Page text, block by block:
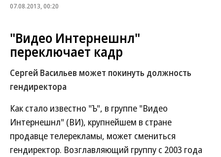
07.08.2013, 00:20
"Видео Интернешнл"
переключает кадр
Сергей Васильев может покинуть должность
гендиректора
Как стало известно "Ъ", в группе "Видео
Интернешнл" (ВИ), крупнейшем в стране
продавце телерекламы, может смениться
гендиректор. Возглавляющий группу с 2003 года